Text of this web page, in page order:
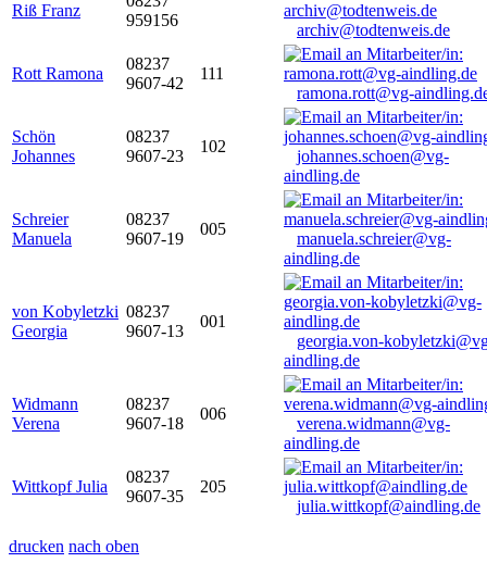
Riß Franz
959156
archiv@todtenweis.de
Rott Ramona
08237
9607-42
111
ramona.rott@vg-
Schön
Johannes
08237
9607-23
102
johannes.schoen@vg-
aindling.de
Schreier
Manuela
08237
9607-19
005
manuela.schreier@vg-
aindling.de
von Kobyletzki
Georgia
08237
9607-13
001
georgia.von-
aindling.de
Widmann
Verena
08237
9607-18
006
verena.widmann@vg-
aindling.de
Wittkopf Julia
08237
9607-35
205
julia.wittkopf@aindling.de
drucken nach oben